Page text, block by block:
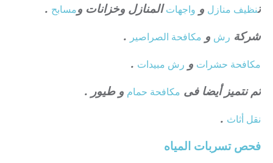
تنظيف منازل و واجهاتالمنازل وخزانات ومسابح .
شركة رش و مكافحة الصراصير .
مكافحة حشرات و رش مبيدات .
ثم نتميز أيضا فى مكافحة حمام و طيور .
نقل أثاث .
فحص تسربات المياه